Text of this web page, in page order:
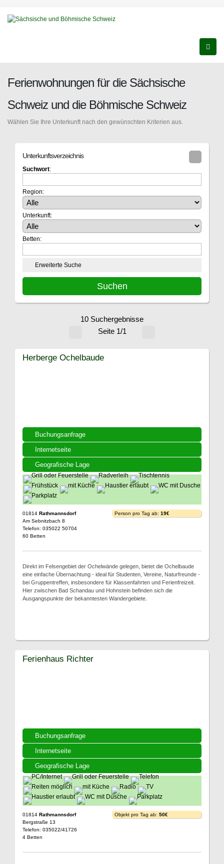
Ferienwohnungen für die Sächsische
Schweiz und die Böhmische Schweiz
Wählen Sie Ihre Unterkunft nach den gewünschten Kriterien aus.
Unterkunftsverzeichnis
Suchwort:
Region:
Unterkunft:
Betten:
Erweiterte Suche
10 Suchergebnisse
Seite 1/1
Buchungsanfrage
Internetseite
Geografische Lage
Herberge Ochelbaude
01814 Rathmannsdorf
Am Sebnitzbach 8
Telefon: 035022 50704
60 Betten
Person pro Tag ab: 19€
Direkt im Felsengebiet der Ochelwände gelegen, bietet die Ochelbaude
eine einfache Übernachtung - ideal für Studenten, Vereine, Naturfreunde -
bei Gruppentreffen, insbesondere für Klassenfahrten und Ferienfreizeit.
Hier zwischen Bad Schandau und Hohnstein befinden sich die
Ausgangspunkte der bekanntesten Wandergebiete.
Buchungsanfrage
Internetseite
Geografische Lage
Ferienhaus Richter
01814 Rathmannsdorf
Bergstraße 13
Telefon: 035022/41726
4 Betten
Objekt pro Tag ab: 50€